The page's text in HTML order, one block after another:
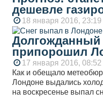
дешевле
18 января 2016, 23:19
Долгожданный
припорошил
17 января 2016, 08:52
Как и обещало
Лондоне выдались
на воскресенье выпал